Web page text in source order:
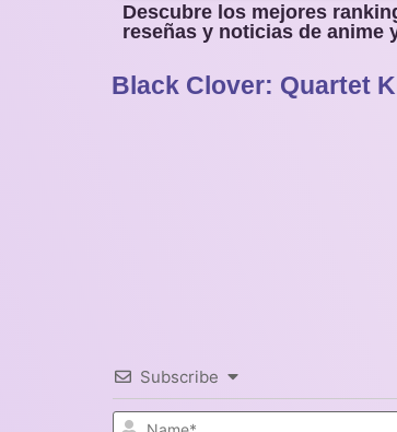
Descubre los mejores
reseñas y noticias de anime
Black Clover: Quartet
Subscribe